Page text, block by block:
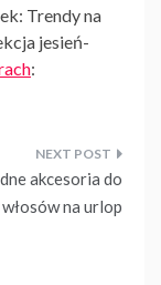
Trendy na
jesień-
:
akcesoria do
włosów na urlop